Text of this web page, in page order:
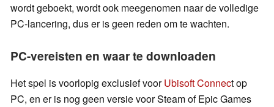
wordt geboekt, wordt ook meegenomen naar de volledige
PC-lancering, dus er is geen reden om te wachten.
PC-vereisten en waar te downloaden
Het spel is voorlopig exclusief voorUbisoft Connect op
PC, en er is nog geen versie voor Steam of Epic Games